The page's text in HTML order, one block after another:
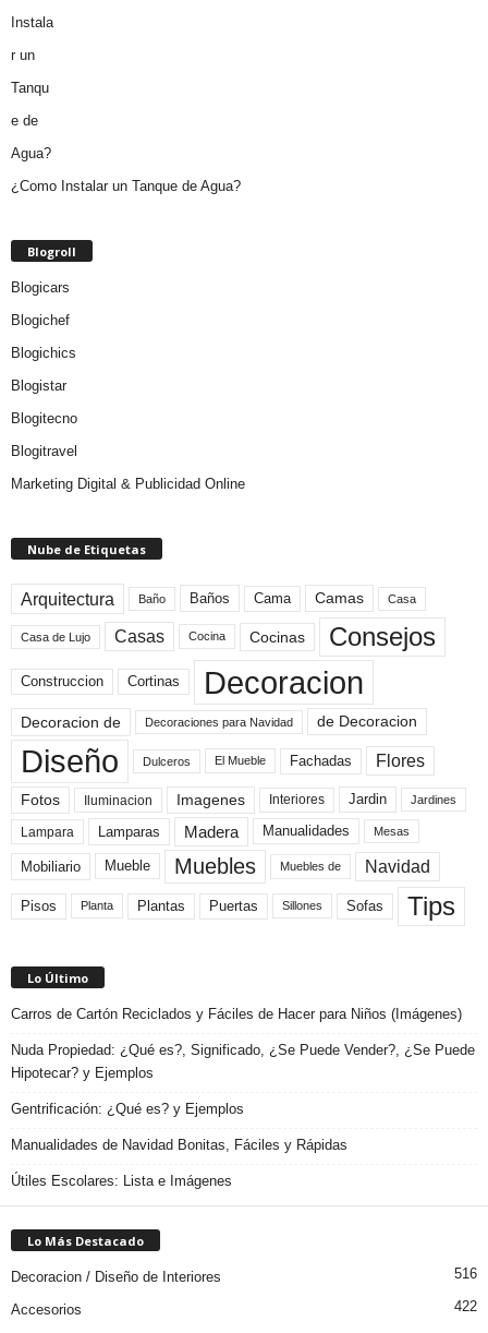
¿Como Instalar un Tanque de Agua?
Blogroll
Blogicars
Blogichef
Blogichics
Blogistar
Blogitecno
Blogitravel
Marketing Digital & Publicidad Online
Nube de Etiquetas
Arquitectura Baño Baños Cama Camas Casa
Casa de Lujo Casas Cocina Cocinas Consejos
Construccion Cortinas Decoracion
Decoracion de Decoraciones para Navidad de Decoracion
Diseño Dulceros El Mueble Fachadas Flores
Fotos Iluminacion Imagenes Interiores Jardin Jardines
Lampara Lamparas Madera Manualidades Mesas
Mobiliario Mueble Muebles Muebles de Navidad
Pisos Planta Plantas Puertas Sillones Sofas Tips
Lo Último
Carros de Cartón Reciclados y Fáciles de Hacer para Niños (Imágenes)
Nuda Propiedad: ¿Qué es?, Significado, ¿Se Puede Vender?, ¿Se Puede
Hipotecar? y Ejemplos
Gentrificación: ¿Qué es? y Ejemplos
Manualidades de Navidad Bonitas, Fáciles y Rápidas
Útiles Escolares: Lista e Imágenes
Lo Más Destacado
Decoracion / Diseño de Interiores 516
Accesorios
422